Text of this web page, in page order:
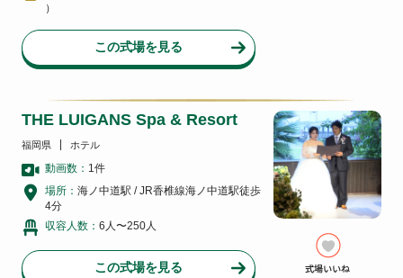
）
この式場を見る
THE LUIGANS Spa & Resort
福岡県 ホテル
動画数： 1 件
場所： 海ノ中道駅 / JR香椎線海ノ中道駅徒歩
4分
収容人数： 6人〜250人
この式場を見る